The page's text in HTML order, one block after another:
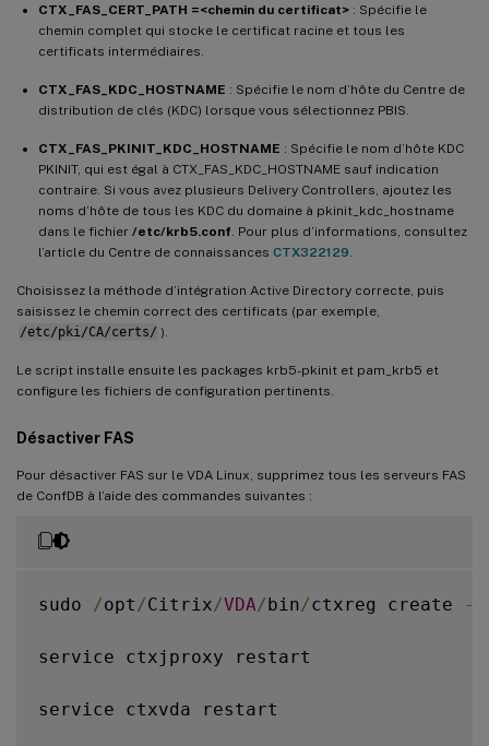
CTX_FAS_CERT_PATH =<chemin du certificat> : Spécifie le
chemin complet qui stocke le certificat racine et tous les
certificats intermédiaires.
CTX_FAS_KDC_HOSTNAME : Spécifie le nom d’hôte du Centre de
distribution de clés (KDC) lorsque vous sélectionnez PBIS.
CTX_FAS_PKINIT_KDC_HOSTNAME : Spécifie le nom d’hôte KDC
PKINIT, qui est égal à CTX_FAS_KDC_HOSTNAME sauf indication
contraire. Si vous avez plusieurs Delivery Controllers, ajoutez les
noms d’hôte de tous les KDC du domaine à pkinit_kdc_hostname
dans le fichier /etc/krb5.conf . Pour plus d’informations, consultez
l’article du Centre de connaissances CTX322129
Choisissez la méthode d’intégration Active Directory correcte, puis
saisissez le chemin correct des certificats (par exemple,
/etc/pki/CA/certs/ ).
Le script installe ensuite les packages krb5-pkinit et pam_krb5 et
configure les fichiers de configuration pertinents.
Désactiver FAS
Pour désactiver FAS sur le VDA Linux, supprimez tous les serveurs FAS
de ConfDB à l’aide des commandes suivantes :
sudo /opt /Citrix/VDA/bin/ctxreg create -
service ctxjproxy restart
service ctxvda restart